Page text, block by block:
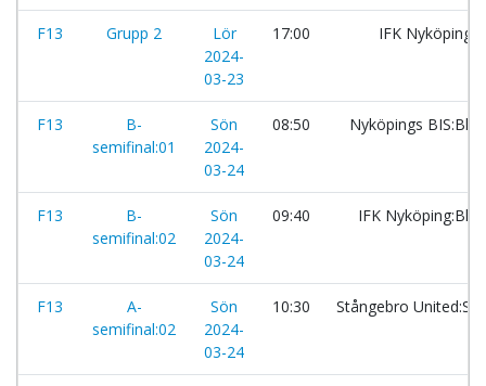
F13 Grupp 2
Lör
2024-
03-23
17:00 IFK
F13
B-
semifinal:01
Sön
2024-
03-24
08:50 Nyköpings BIS:Blå
F13
B-
semifinal:02
Sön
2024-
03-24
09:40 IFK Nyköping:Blå
F13
A-
semifinal:02
Sön
2024-
03-24
10:30 Stångebro